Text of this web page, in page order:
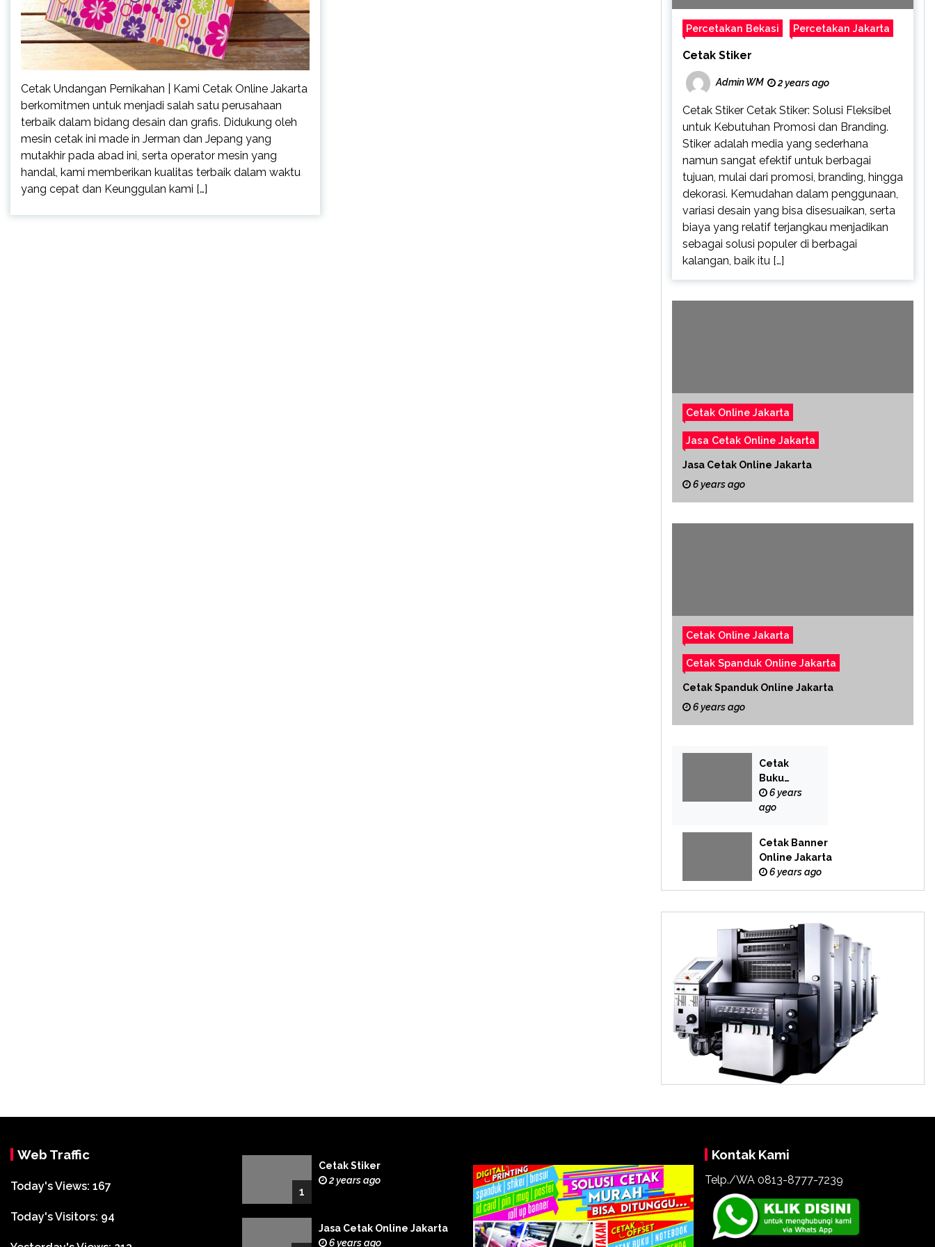
Cetak Undangan Pernikahan | Kami Cetak Online Jakarta
berkomitmen untuk menjadi salah satu perusahaan
terbaik dalam bidang desain dan grafis. Didukung oleh
mesin cetak ini made in Jerman dan Jepang yang
mutakhir pada abad ini, serta operator mesin yang
handal, kami memberikan kualitas terbaik dalam waktu
yang cepat dan Keunggulan kami […]
Percetakan Bekasi Percetakan Jakarta
Cetak Stiker
Admin WM 2 years ago
Cetak Stiker Cetak Stiker: Solusi Fleksibel
untuk Kebutuhan Promosi dan Branding.
Stiker adalah media yang sederhana
namun sangat efektif untuk berbagai
tujuan, mulai dari promosi, branding, hingga
dekorasi. Kemudahan dalam penggunaan,
variasi desain yang bisa disesuaikan, serta
biaya yang relatif terjangkau menjadikan
sebagai solusi populer di berbagai
kalangan, baik itu […]
Cetak Online Jakarta
Jasa Cetak Online Jakarta
Jasa Cetak Online Jakarta
6 years ago
Cetak Online Jakarta
Cetak Spanduk Online Jakarta
Cetak Spanduk Online Jakarta
6 years ago
Cetak
Buku
Yasin
Online
6 years
ago
Cetak Banner
Online Jakarta
6 years ago
Web Traffic
Today's Views: 167
Today's Visitors: 94
1
Cetak Stiker
2 years ago
Jasa Cetak Online Jakarta
6 years ago
Kontak Kami
Telp./WA 0813-8777-7239